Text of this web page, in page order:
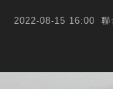
2022-08-15 16:00